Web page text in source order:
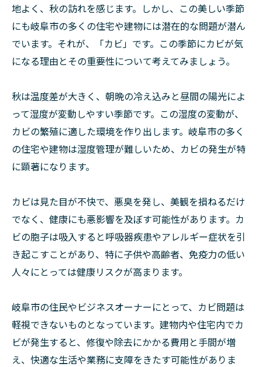
地よく、秋の訪れを感じます。しかし、この美しい季節
にも岐阜市の多くの住宅や建物には潜在的な問題が潜ん
でいます。それが、「カビ」です。この季節にカビが気
になる理由とその重要性について考えてみましょう。
秋は温度差が大きく、朝晩の冷え込みと昼間の陽光によ
って湿度が変動しやすい季節です。この湿度の変動が、
カビの繁殖に適した環境を作り出します。岐阜市の多く
の住宅や建物は湿度管理が難しいため、カビの発生が特
に顕著になります。
カビは見た目が不快で、悪臭を発し、美観を損ねるだけ
でなく、健康にも悪影響を及ぼす可能性があります。カ
ビの胞子は吸入すると呼吸器疾患やアレルギー症状を引
き起こすことがあり、特に子供や高齢者、免疫力の低い
人々にとっては健康リスクが高まります。
岐阜市の住民やビジネスオーナーにとって、カビ問題は
軽視できないものとなっています。建物内や住宅内でカ
ビが発生すると、修復や除去にかかる費用と手間が増
え、快適な生活や業務に支障をきたす可能性がありま